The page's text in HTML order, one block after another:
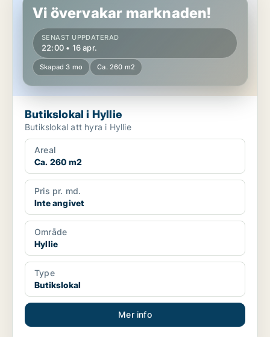
Vi övervakar marknaden!
SENAST UPPDATERAD
22:00 • 16 apr.
Skapad 3 mo Ca. 260 m2
Butikslokal i Hyllie
Butikslokal att hyra i Hyllie
Areal
Ca. 260 m2
Pris pr. md.
Inte angivet
Område
Hyllie
Type
Butikslokal
Mer info